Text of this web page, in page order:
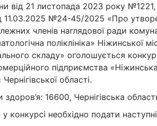
від 21 листопада 2023 року
11.03.2025 №24-45/2025 «Про
членів наглядової ради
поліклініка» Ніжинської
складу» оголошується
підприємства «Ніжинська
області.
16600, Чернігівська
конкурсі необхідно подати